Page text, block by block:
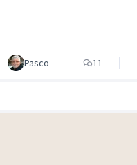
Pasco 11